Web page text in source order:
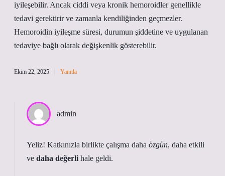
iyileşebilir. Ancak ciddi veya kronik hemoroidler genellikle
tedavi gerektirir ve zamanla kendiliğinden geçmezler.
Hemoroidin iyileşme süresi, durumun şiddetine ve uygulanan
tedaviye bağlı olarak değişkenlik gösterebilir.
Ekim 22, 2025 Yanıtla
admin
Yeliz! Katkınızla birlikte çalışma daha özgün, daha etkili
ve daha değerli hale geldi.